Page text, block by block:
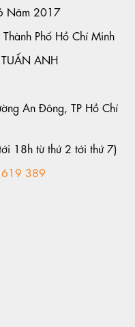
Năm 2017
Phố Hồ Chí Minh
ANH
An Đông, TP Hồ Chí
18h từ thứ 2 tới thứ 7)
389